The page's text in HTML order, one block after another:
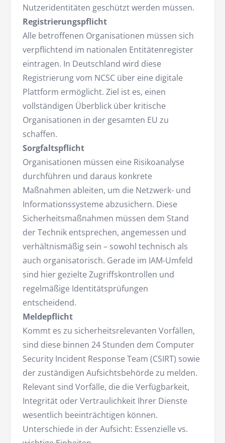
Nutzeridentitäten geschützt werden müssen.
Registrierungspflicht
Alle betroffenen Organisationen müssen sich
verpflichtend im nationalen Entitätenregister
eintragen. In Deutschland wird diese
Registrierung vom NCSC über eine digitale
Plattform ermöglicht. Ziel ist es, einen
vollständigen Überblick über kritische
Organisationen in der gesamten EU zu
schaffen.
Sorgfaltspflicht
Organisationen müssen eine Risikoanalyse
durchführen und daraus konkrete
Maßnahmen ableiten, um die Netzwerk- und
Informationssysteme abzusichern. Diese
Sicherheitsmaßnahmen müssen dem Stand
der Technik entsprechen, angemessen und
verhältnismäßig sein – sowohl technisch als
auch organisatorisch. Gerade im IAM-Umfeld
sind hier gezielte Zugriffskontrollen und
regelmäßige Identitätsprüfungen
entscheidend.
Meldepflicht
Kommt es zu sicherheitsrelevanten Vorfällen,
sind diese binnen 24 Stunden dem Computer
Security Incident Response Team (CSIRT) sowie
der zuständigen Aufsichtsbehörde zu melden.
Relevant sind Vorfälle, die die Verfügbarkeit,
Integrität oder Vertraulichkeit Ihrer Dienste
wesentlich beeinträchtigen können.
Unterschiede in der Aufsicht: Essenzielle vs.